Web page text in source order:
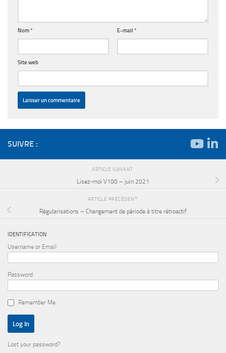
Nom* E-mail *
Site web
SUIVRE :
ARTICLE SUIVANT
Lisez-moi V100 – juin 2021
ARTICLE PRÉCÉDENT
Régularisations – Changement de période à titre rétroactif
IDENTIFICATION
Username or Email
Password
Remember Me
Lost your password?